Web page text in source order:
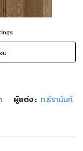
บ
ผู้แต่ง : ท.ธีรานันท์